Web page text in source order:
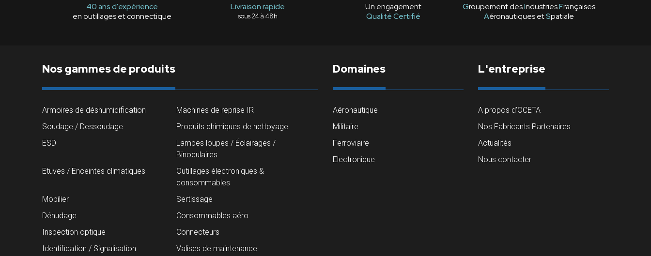
40 ans d'expérience
en outillages et connectique
Livraison rapide
sous 24 à 48h
Un engagement
Qualité Certifié
Groupement desIndustriesFrançaises
Aéronautiques etSpatiale
Nos gammes de produits
Armoires de déshumidification
Machines de reprise IR
Soudage / Dessoudage
Produits chimiques de nettoyage
ESD
Lampes loupes / Éclairages /
Binoculaires
Etuves / Enceintes climatiques
Outillages électroniques &
consommables
Mobilier
Sertissage
Dénudage
Consommables aéro
Inspection optique
Connecteurs
Identification / Signalisation
Valises de maintenance
Domaines
Aéronautique
Militaire
Ferroviaire
Electronique
L'entreprise
A propos d'OCETA
Nos Fabricants Partenaires
Actualités
Nous contacter